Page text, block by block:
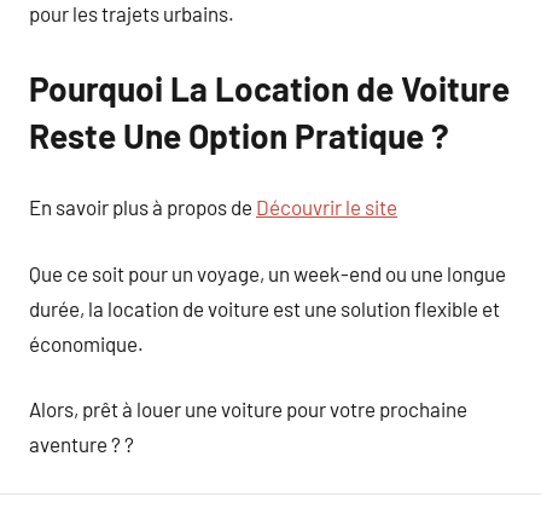
pour les trajets urbains.
Pourquoi La Location de Voiture
Reste Une Option Pratique ?
En savoir plus à propos de Découvrir le site
Que ce soit pour un voyage, un week-end ou une longue
durée, la location de voiture est une solution flexible et
économique.
Alors, prêt à louer une voiture pour votre prochaine
aventure ? ?